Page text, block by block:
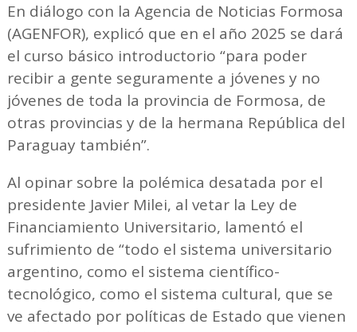
En diálogo con la Agencia de Noticias Formosa
(AGENFOR), explicó que en el año 2025 se dará
el curso básico introductorio “para poder
recibir a gente seguramente a jóvenes y no
jóvenes de toda la provincia de Formosa, de
otras provincias y de la hermana República del
Paraguay también”.
Al opinar sobre la polémica desatada por el
presidente Javier Milei, al vetar la Ley de
Financiamiento Universitario, lamentó el
sufrimiento de “todo el sistema universitario
argentino, como el sistema científico-
tecnológico, como el sistema cultural, que se
ve afectado por políticas de Estado que vienen